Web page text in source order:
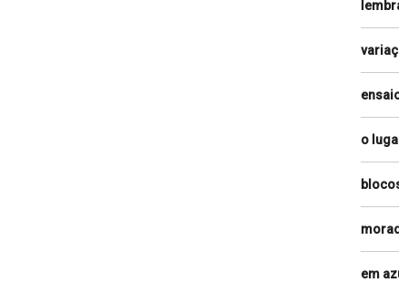
o
em